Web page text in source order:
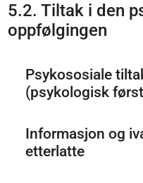
5.2. Tiltak i den
oppfølgingen
Psykososiale
(psykologisk
Informasjon og
etterlatte